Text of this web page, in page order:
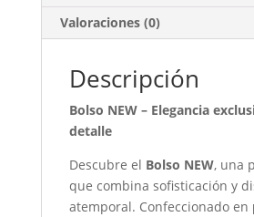
Valoraciones (0)
Descripción
Bolso NEW – Elegancia
detalle
Descubre el Bolso NEW, una
que combina sofisticación y
atemporal. Confeccionado en